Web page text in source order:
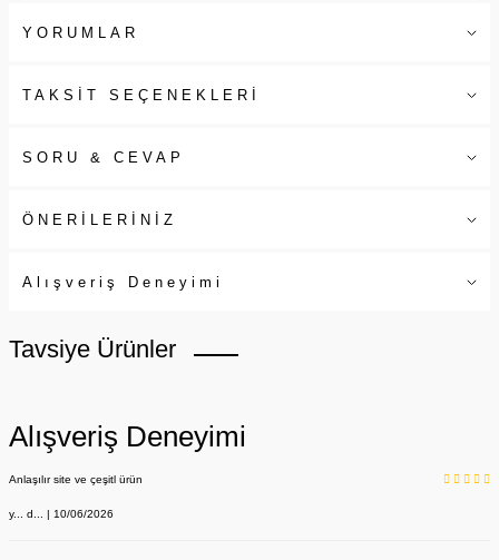
YORUMLAR
TAKSİT SEÇENEKLERİ
SORU & CEVAP
ÖNERİLERİNİZ
Alışveriş Deneyimi
Tavsiye Ürünler
Alışveriş Deneyimi
Anlaşılır site ve çeşitl ürün
y... d... | 10/06/2026